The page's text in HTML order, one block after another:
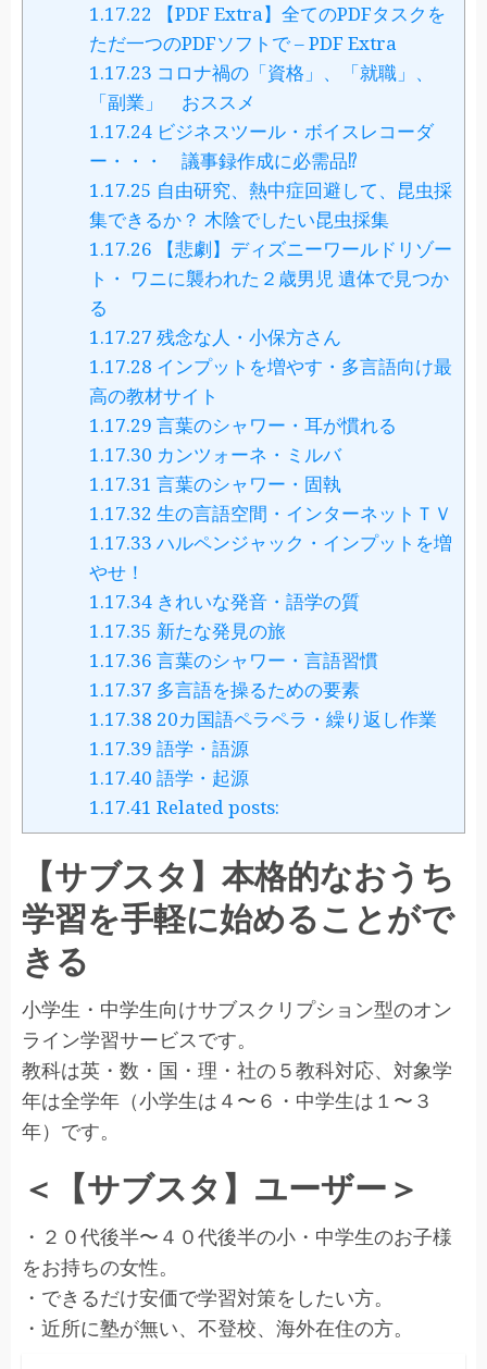
1.17.22 【PDF Extra】全てのPDFタスクを
ただ一つのPDFソフトで – PDF Extra
1.17.23 コロナ禍の「資格」、「就職」、
「副業」 おススメ
1.17.24 ビジネスツール・ボイスレコーダ
ー・・・ 議事録作成に必需品⁉
1.17.25 自由研究、熱中症回避して、昆虫採
集できるか？ 木陰でしたい昆虫採集
1.17.26 【悲劇】ディズニーワールドリゾー
ト・ ワニに襲われた２歳男児 遺体で見つか
る
1.17.27 残念な人・小保方さん
1.17.28 インプットを増やす・多言語向け最
高の教材サイト
1.17.29 言葉のシャワー・耳が慣れる
1.17.30 カンツォーネ・ミルバ
1.17.31 言葉のシャワー・固執
1.17.32 生の言語空間・インターネットＴＶ
1.17.33 ハルペンジャック・インプットを増
やせ！
1.17.34 きれいな発音・語学の質
1.17.35 新たな発見の旅
1.17.36 言葉のシャワー・言語習慣
1.17.37 多言語を操るための要素
1.17.38 20カ国語ペラペラ・繰り返し作業
1.17.39 語学・語源
1.17.40 語学・起源
1.17.41 Related posts:
【サブスタ】本格的なおうち
学習を手軽に始めることがで
きる
小学生・中学生向けサブスクリプション型のオン
ライン学習サービスです。
教科は英・数・国・理・社の５教科対応、対象学
年は全学年（小学生は４〜６・中学生は１〜３
年）です。
＜【サブスタ】ユーザー＞
・２０代後半〜４０代後半の小・中学生のお子様
をお持ちの女性。
・できるだけ安価で学習対策をしたい方。
・近所に塾が無い、不登校、海外在住の方。